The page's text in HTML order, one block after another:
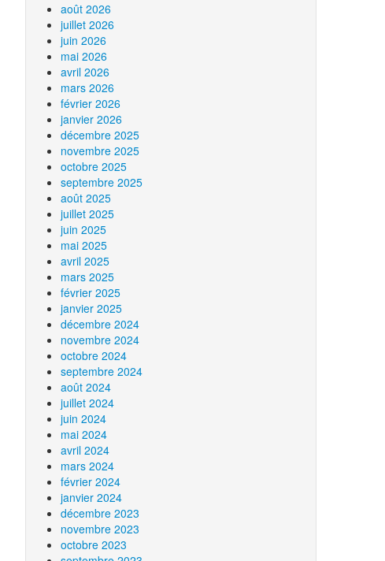
août 2026
juillet 2026
juin 2026
mai 2026
avril 2026
mars 2026
février 2026
janvier 2026
décembre 2025
novembre 2025
octobre 2025
septembre 2025
août 2025
juillet 2025
juin 2025
mai 2025
avril 2025
mars 2025
février 2025
janvier 2025
décembre 2024
novembre 2024
octobre 2024
septembre 2024
août 2024
juillet 2024
juin 2024
mai 2024
avril 2024
mars 2024
février 2024
janvier 2024
décembre 2023
novembre 2023
octobre 2023